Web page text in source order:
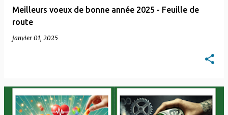
Meilleurs voeux de bonne année 2025 - Feuille de
route
janvier 01, 2025